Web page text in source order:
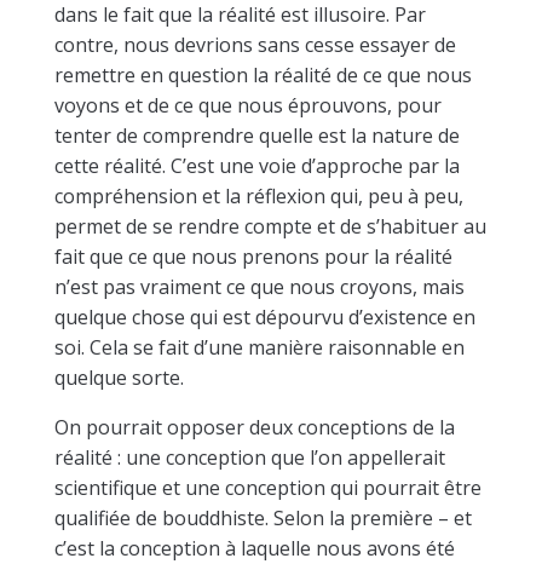
dans le fait que la réalité est illusoire. Par
contre, nous devrions sans cesse essayer de
remettre en question la réalité de ce que nous
voyons et de ce que nous éprouvons, pour
tenter de comprendre quelle est la nature de
cette réalité. C’est une voie d’approche par la
compréhension et la réflexion qui, peu à peu,
permet de se rendre compte et de s’habituer au
fait que ce que nous prenons pour la réalité
n’est pas vraiment ce que nous croyons, mais
quelque chose qui est dépourvu d’existence en
soi. Cela se fait d’une manière raisonnable en
quelque sorte.
On pourrait opposer deux conceptions de la
réalité : une conception que l’on appellerait
scientifique et une conception qui pourrait être
qualifiée de bouddhiste. Selon la première – et
c’est la conception à laquelle nous avons été